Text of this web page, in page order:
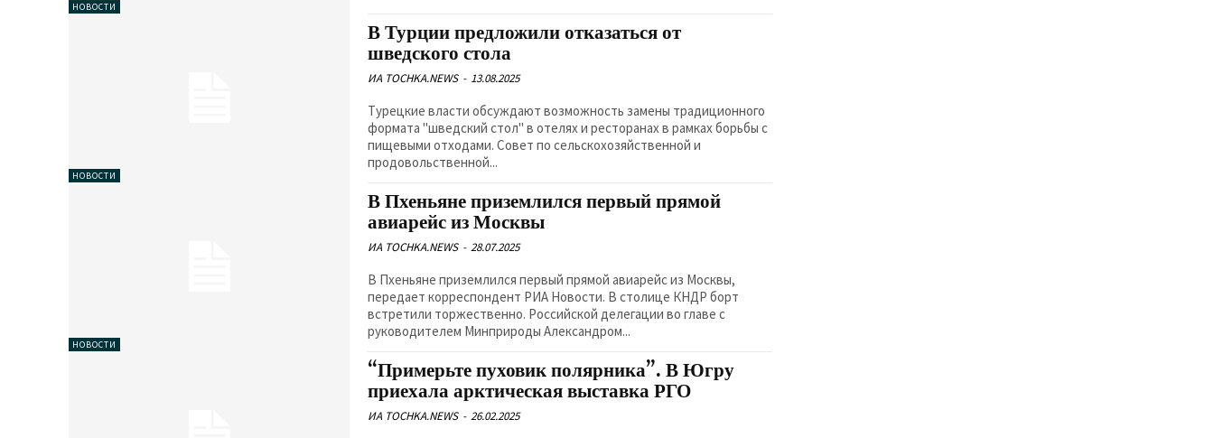
НОВОСТИ
НОВОСТИ
В Турции предложили отказаться от
шведского стола
ИА TOCHKA.NEWS - 13.08.2025
Турецкие власти обсуждают возможность замены традиционного
формата "шведский стол" в отелях и ресторанах в рамках борьбы с
пищевыми отходами. Совет по сельскохозяйственной и
продовольственной...
НОВОСТИ
В Пхеньяне приземлился первый прямой
авиарейс из Москвы
ИА TOCHKA.NEWS - 28.07.2025
В Пхеньяне приземлился первый прямой авиарейс из Москвы,
передает корреспондент РИА Новости. В столице КНДР борт
встретили торжественно. Российской делегации во главе с
руководителем Минприроды Александром...
“Примерьте пуховик полярника”. В Югру
приехала арктическая выставка РГО
ИА TOCHKA.NEWS - 26.02.2025